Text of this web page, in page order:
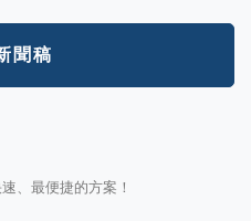
聞稿
、最便捷的方案！